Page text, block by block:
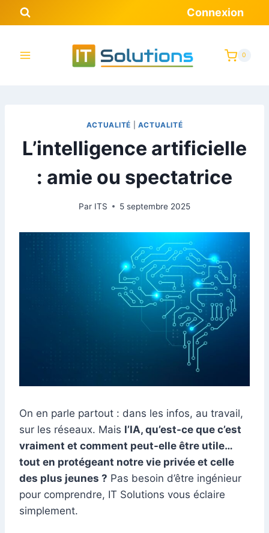
Connexion
0
ACTUALITÉ ACTUALITÉ
L’intelligence artificielle
: amie ou spectatrice
Par ITS 5 septembre 2025
On en parle partout : dans les infos, au travail,
sur les réseaux. Mais l’IA, qu’est-ce que c’est
vraiment et comment peut-elle être utile…
tout en protégeant notre vie privée et celle
des plus jeunes ? Pas besoin d’être ingénieur
pour comprendre, IT Solutions vous éclaire
simplement.